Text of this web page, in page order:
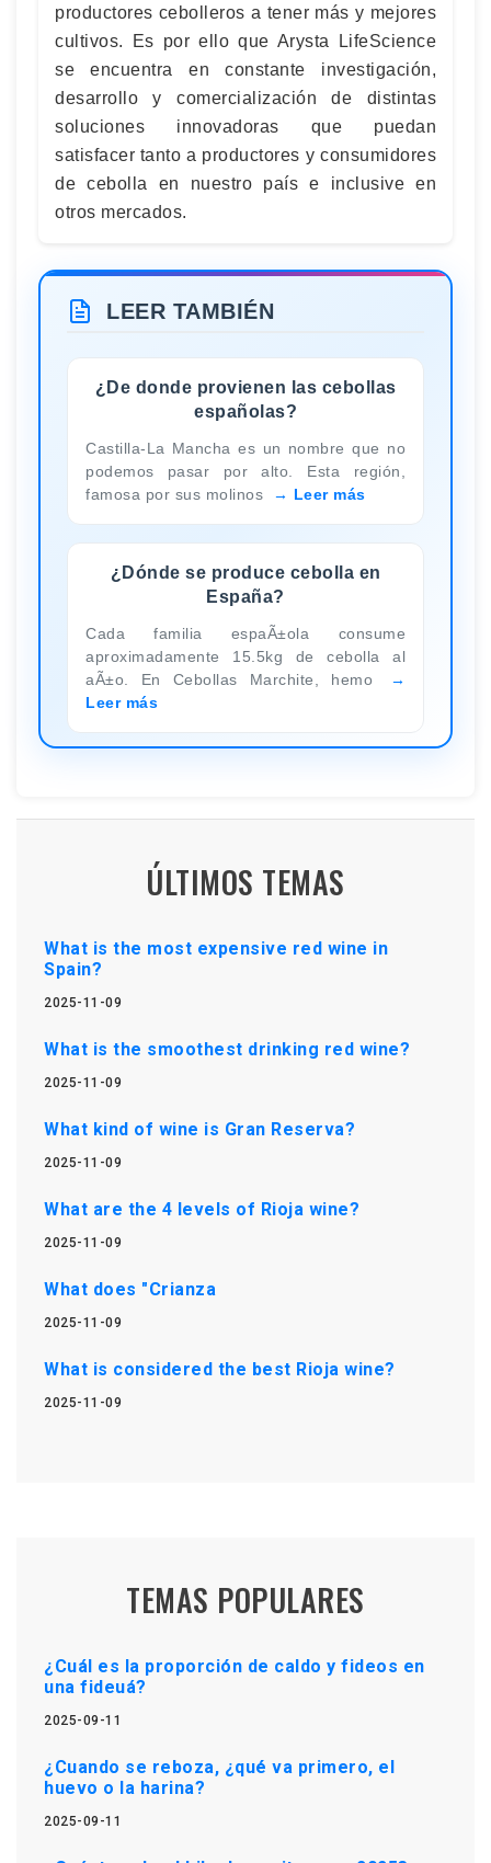
productores cebolleros a tener más y mejores
cultivos. Es por ello que Arysta LifeScience
se encuentra en constante investigación,
desarrollo y comercialización de distintas
soluciones innovadoras que puedan
satisfacer tanto a productores y consumidores
de cebolla en nuestro país e inclusive en
otros mercados.
LEER TAMBIÉN
¿De donde provienen las cebollas
españolas?
Castilla-La Mancha es un nombre que no
podemos pasar por alto. Esta región,
famosa por sus molinos
Leer más
¿Dónde se produce cebolla en
España?
Cada familia espaÃ±ola consume
aproximadamente 15.5kg de cebolla al
aÃ±o. En Cebollas Marchite, hemo
Leer más
ÚLTIMOS TEMAS
What is the most expensive red wine in
Spain?
2025-11-09
What is the smoothest drinking red wine?
2025-11-09
What kind of wine is Gran Reserva?
2025-11-09
What are the 4 levels of Rioja wine?
2025-11-09
What does "Crianza
2025-11-09
What is considered the best Rioja wine?
2025-11-09
TEMAS POPULARES
¿Cuál es la proporción de caldo y fideos en
una fideuá?
2025-09-11
¿Cuando se reboza, ¿qué va primero, el
huevo o la harina?
2025-09-11